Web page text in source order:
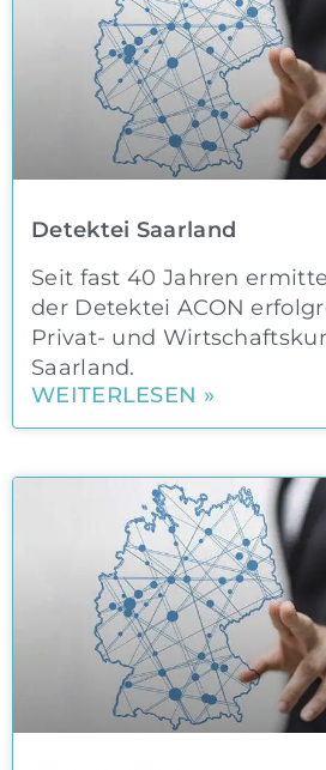
Detektei Saarland
Seit fast 40 Jahren
der Detektei ACON
Privat- und
Saarland.
WEITERLESEN »